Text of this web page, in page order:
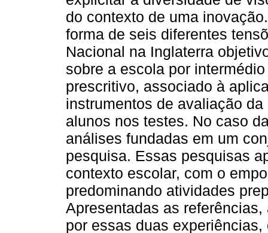
do contexto de uma
forma de seis diferentes
Nacional na Inglaterra
sobre a escola por
prescritivo, associado à
instrumentos de avaliação
alunos nos testes. No caso
análises fundadas em um
pesquisa. Essas pesquisas
contexto escolar, com o
predominando atividades
Apresentadas as
por essas duas